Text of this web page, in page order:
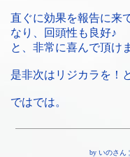
直ぐに効果を報告に来
なり、回頭性も良好♪
と、非常に喜んで頂け
是非次はリジカラを！
ではでは。
by いのさん